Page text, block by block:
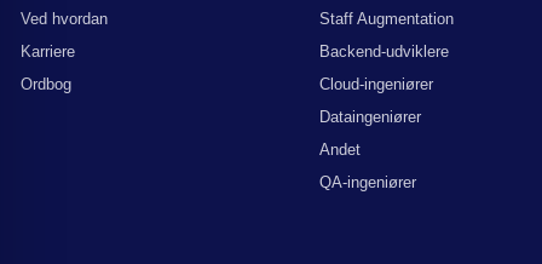
Ved hvordan
Karriere
Ordbog
Staff Augmentation
Backend-udviklere
Cloud-ingeniører
Dataingeniører
Andet
QA-ingeniører